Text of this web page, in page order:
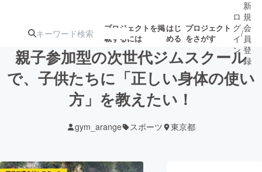
プロジェクトを掲
載するには
はじ
める
プロジェクト
をさがす
注目のリ 注目の新着プロ
ジェクト
募集終了が近いプ
ロ
グ
イ
ン
/
新
規
会
員
登
録
親子参加型の次世代ジムスクール
で、子供たちに「正しい身体の使い
方」を教えたい！
gym_arange スポーツ 東京都